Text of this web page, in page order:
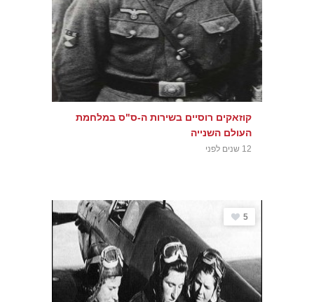
קוזאקים רוסיים בשירות ה-ס"ס במלחמת
העולם השנייה
12 שנים לפני
5